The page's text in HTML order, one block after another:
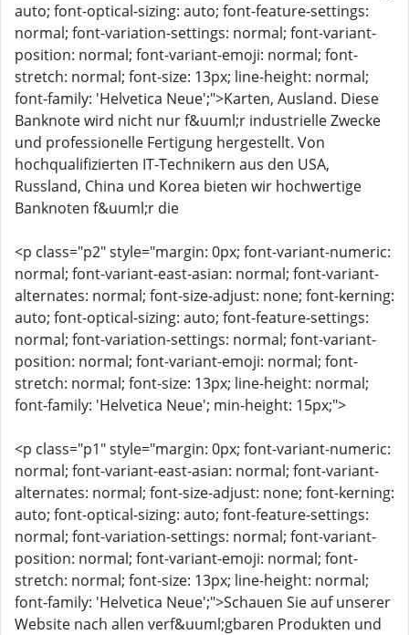
auto; font-optical-sizing: auto; font-feature-settings:
normal; font-variation-settings: normal; font-variant-
position: normal; font-variant-emoji: normal; font-
stretch: normal; font-size: 13px; line-height: normal;
font-family: 'Helvetica Neue';">Karten, Ausland. Diese
Banknote wird nicht nur f&uuml;r industrielle Zwecke
und professionelle Fertigung hergestellt. Von
hochqualifizierten IT-Technikern aus den USA,
Russland, China und Korea bieten wir hochwertige
Banknoten f&uuml;r die
<p class="p2" style="margin: 0px; font-variant-numeric:
normal; font-variant-east-asian: normal; font-variant-
alternates: normal; font-size-adjust: none; font-kerning:
auto; font-optical-sizing: auto; font-feature-settings:
normal; font-variation-settings: normal; font-variant-
position: normal; font-variant-emoji: normal; font-
stretch: normal; font-size: 13px; line-height: normal;
font-family: 'Helvetica Neue'; min-height: 15px;">
<p class="p1" style="margin: 0px; font-variant-numeric:
normal; font-variant-east-asian: normal; font-variant-
alternates: normal; font-size-adjust: none; font-kerning:
auto; font-optical-sizing: auto; font-feature-settings:
normal; font-variation-settings: normal; font-variant-
position: normal; font-variant-emoji: normal; font-
stretch: normal; font-size: 13px; line-height: normal;
font-family: 'Helvetica Neue';">Schauen Sie auf unserer
Website nach allen verf&uuml;gbaren Produkten und